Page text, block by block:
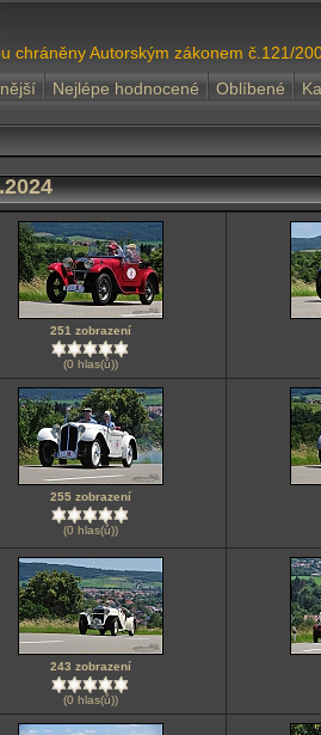
Autorským zákonem č.121/
Nejlépe hodnocené Oblíbené
251 zobrazení
(0 hlas(ů))
255 zobrazení
(0 hlas(ů))
243 zobrazení
(0 hlas(ů))